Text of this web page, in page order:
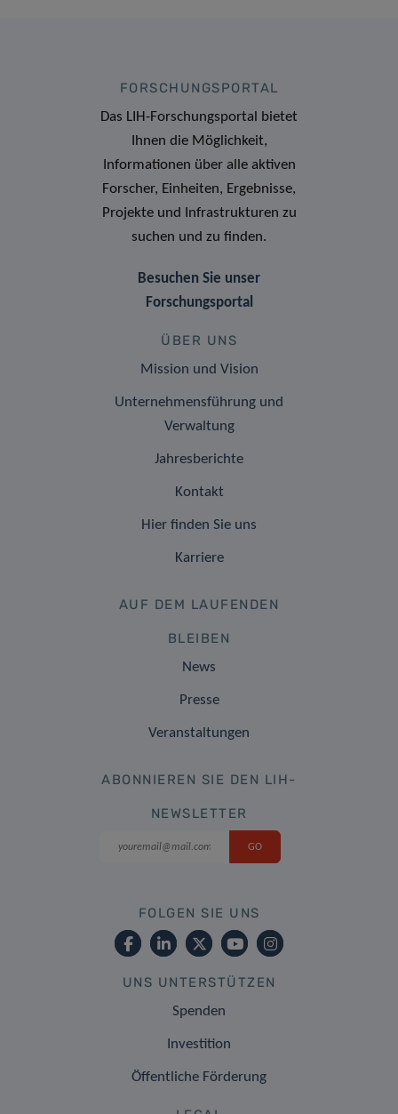
FORSCHUNGSPORTAL
Das LIH-Forschungsportal bietet
Ihnen die Möglichkeit,
Informationen über alle aktiven
Forscher, Einheiten, Ergebnisse,
Projekte und Infrastrukturen zu
suchen und zu finden.
Besuchen Sie unser
Forschungsportal
ÜBER UNS
Mission und Vision
Unternehmensführung und
Verwaltung
Jahresberichte
Kontakt
Hier finden Sie uns
Karriere
AUF DEM LAUFENDEN
BLEIBEN
News
Presse
Veranstaltungen
ABONNIEREN SIE DEN LIH-
NEWSLETTER
FOLGEN SIE UNS
UNS UNTERSTÜTZEN
Spenden
Investition
Öffentliche Förderung